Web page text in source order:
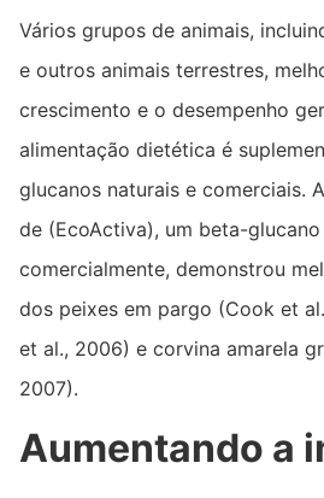
Vários grupos de animais,
e outros animais terrestres,
crescimento e o desempenho
alimentação dietética é
glucanos naturais e comerciais.
de (EcoActiva), um beta-
comercialmente, demonstrou
dos peixes em pargo (Cook et
et al., 2006) e corvina amarela
2007).
Aumentando a